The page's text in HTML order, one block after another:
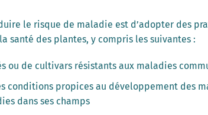
le risque de maladie est d’adopter des
santé des plantes, y compris les suivantes :
ou de cultivars résistants aux maladies
conditions propices au développement des
dans ses champs